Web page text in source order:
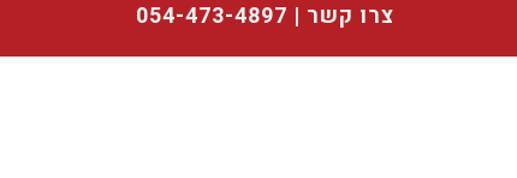
צרו קשר | 054-473-4897